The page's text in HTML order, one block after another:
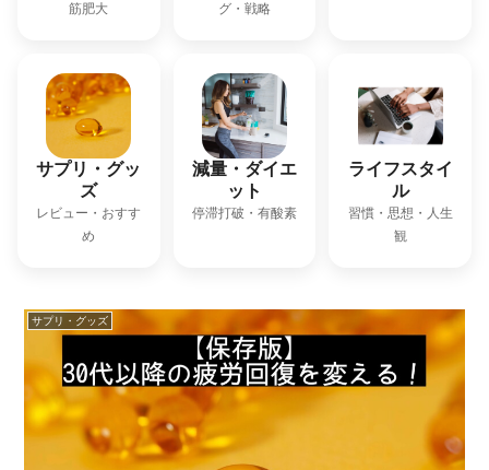
筋肥大
グ・戦略
サプリ・グッ
ズ
レビュー・おすす
め
減量・ダイエ
ット
停滞打破・有酸素
ライフスタイ
ル
習慣・思想・人生
観
サプリ・グッズ